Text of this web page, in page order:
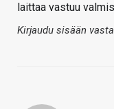
laittaa vastuu
Kirjaudu sisään